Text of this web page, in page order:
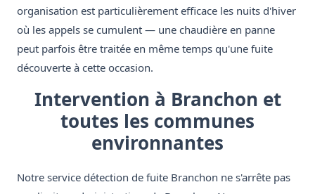
organisation est particulièrement efficace les nuits d'hiver
où les appels se cumulent — une chaudière en panne
peut parfois être traitée en même temps qu'une fuite
découverte à cette occasion.
Intervention à Branchon et
toutes les communes
environnantes
Notre service détection de fuite Branchon ne s'arrête pas